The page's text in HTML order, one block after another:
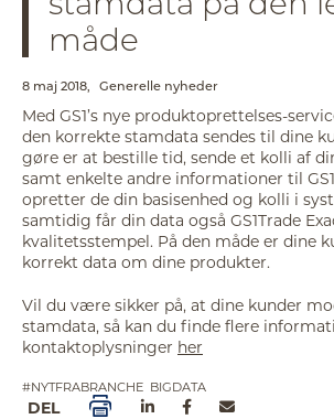
måde
8 maj 2018, Generelle nyheder
Med GS1’s nye produktoprettelses-
den korrekte stamdata sendes til dine
gøre er at bestille tid, sende et kolli af
samt enkelte andre informationer til
opretter de din basisenhed og kolli i
samtidig får din data også GS1Trade
kvalitetsstempel. På den måde er dine
korrekt data om dine produkter.
Vil du være sikker på, at dine kunder
stamdata, så kan du finde flere
kontaktoplysninger her
#NYTFRABRANCHE BIGDATA
DEL